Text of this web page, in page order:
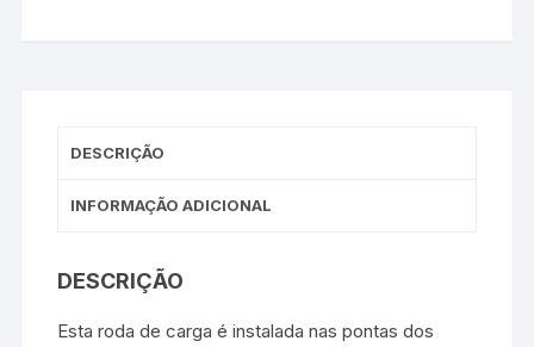
DESCRIÇÃO
INFORMAÇÃO ADICIONAL
DESCRIÇÃO
Esta roda de carga é instalada nas pontas dos